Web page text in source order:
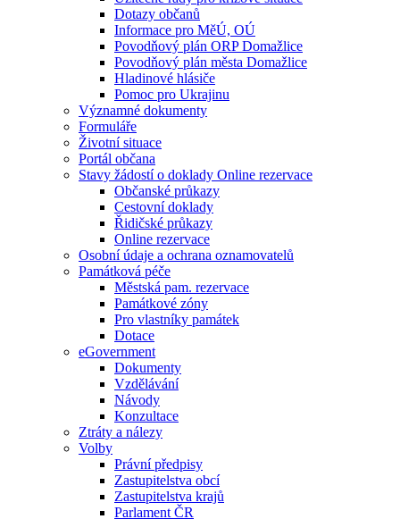
Dotazy občanů
Informace pro MěÚ, OÚ
Povodňový plán ORP Domažlice
Povodňový plán města Domažlice
Hladinové hlásiče
Pomoc pro Ukrajinu
Významné dokumenty
Formuláře
Životní situace
Portál občana
Stavy žádostí o doklady Online rezervace
Občanské průkazy
Cestovní doklady
Řidičské průkazy
Online rezervace
Osobní údaje a ochrana oznamovatelů
Památková péče
Městská pam. rezervace
Památkové zóny
Pro vlastníky památek
Dotace
eGovernment
Dokumenty
Vzdělávání
Návody
Konzultace
Ztráty a nálezy
Volby
Právní předpisy
Zastupitelstva obcí
Zastupitelstva krajů
Parlament ČR